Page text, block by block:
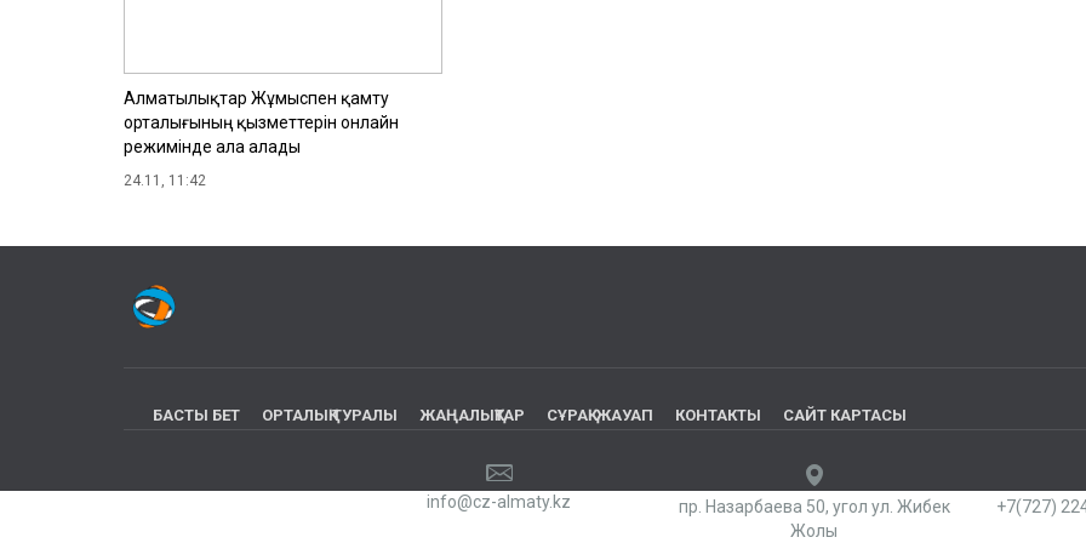
Алматылықтар Жұмыспен қамту
орталығының қызметтерін онлайн
режимінде ала алады
24.11, 11:42
БАСТЫ БЕТ ОРТАЛЫҚ ТУРАЛЫ ЖАҢАЛЫҚТАР СҰРАҚ-ЖАУАП КОНТАКТЫ САЙТ КАРТАСЫ
info@cz-almaty.kz
пр. Назарбаева 50, угол ул. Жибек
Жолы
+7(727)